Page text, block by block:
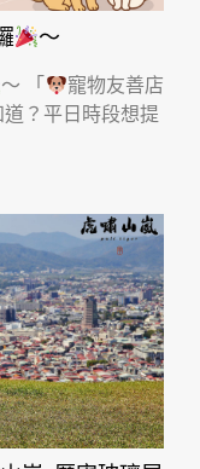
～
～ 「
寵物友善店
？平日時段想提